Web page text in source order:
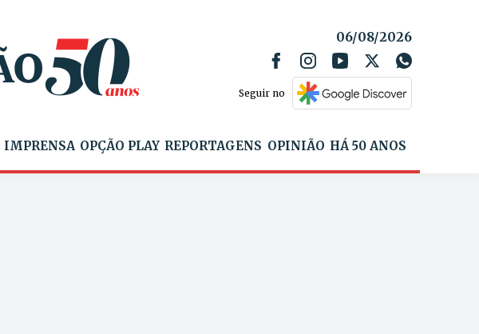
06/08/2026
Seguir no
IMPRENSA OPÇÃO PLAY REPORTAGENS OPINIÃO HÁ 50 ANOS